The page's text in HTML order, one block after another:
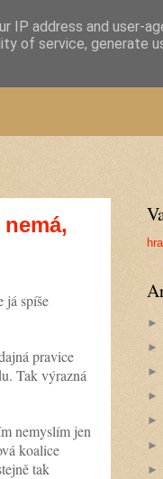
já spíše
pravice
Tak výrazná
nemyslím jen
koalice
tak
►
►
►
►
►
►
►
IP address and user-
of service, generate